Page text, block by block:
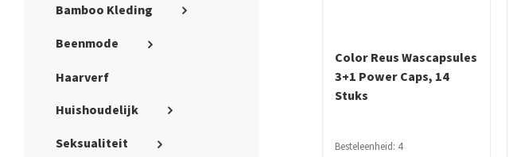
Color Reus Wascapsules
3+1 Power Caps, 14
Stuks
Besteleenheid: 4
Bamboo Kleding
Beenmode
Haarverf
Huishoudelijk
Seksualiteit